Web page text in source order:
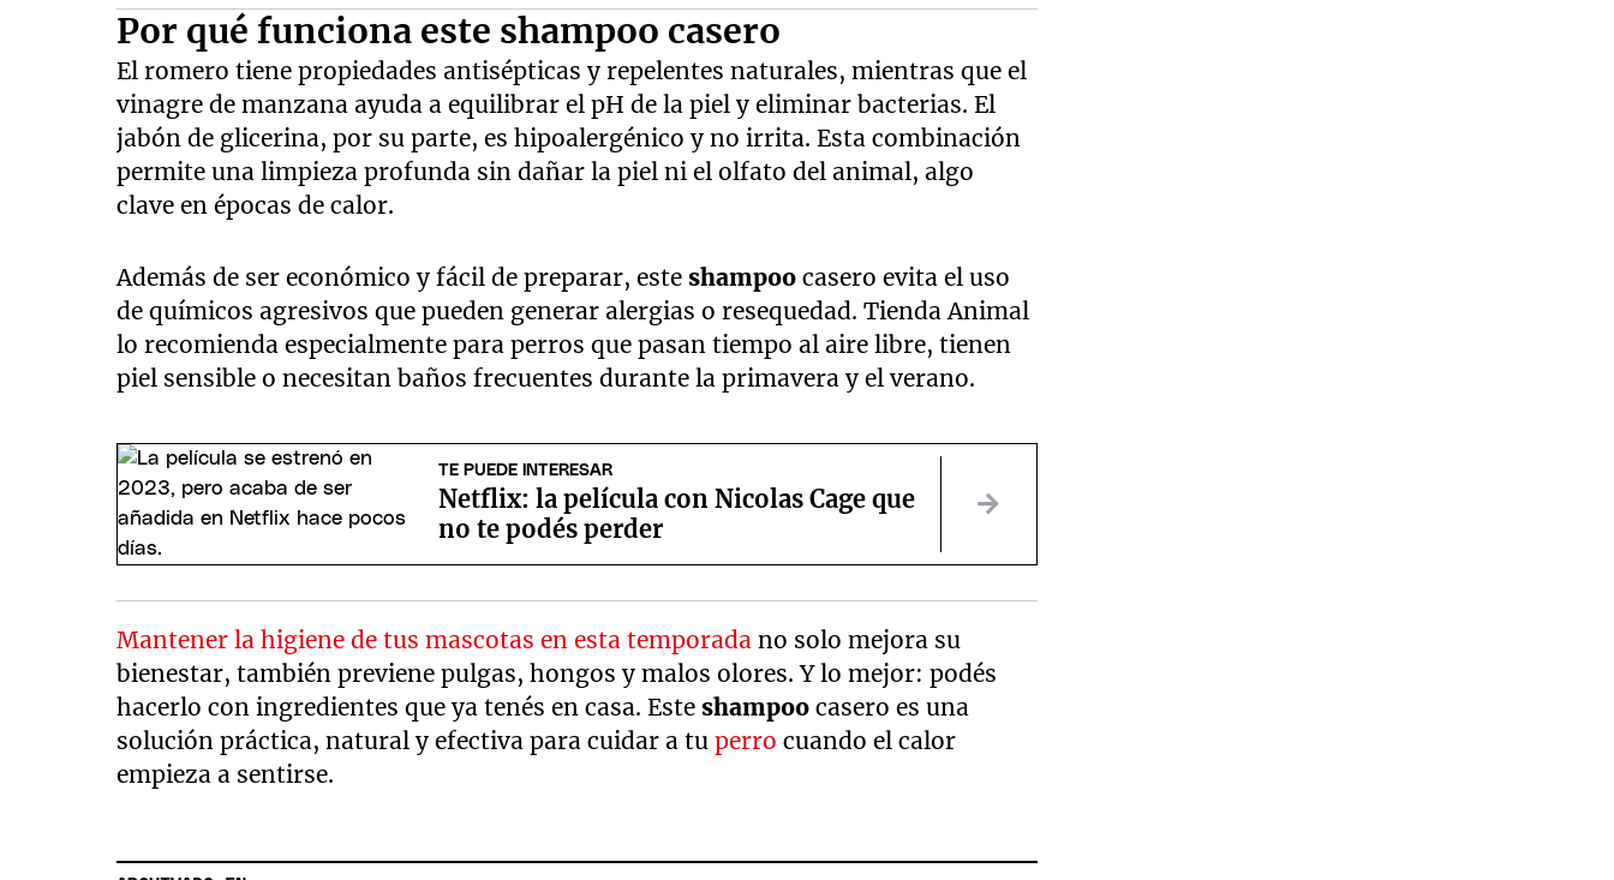
Por qué funciona este shampoo casero
El romero tiene propiedades antisépticas y repelentes naturales, mientras que el
vinagre de manzana ayuda a equilibrar el pH de la piel y eliminar bacterias. El
jabón de glicerina, por su parte, es hipoalergénico y no irrita. Esta combinación
permite una limpieza profunda sin dañar la piel ni el olfato del animal, algo
clave en épocas de calor.
Además de ser económico y fácil de preparar, esteshampoocasero evita el uso
de químicos agresivos que pueden generar alergias o resequedad. Tienda Animal
lo recomienda especialmente para perros que pasan tiempo al aire libre, tienen
piel sensible o necesitan baños frecuentes durante la primavera y el verano.
TE PUEDE INTERESAR
Netflix: la película con Nicolas Cage que
no te podés perder
Mantener la higiene de tus mascotas en esta temporadano solo mejora su
bienestar, también previene pulgas, hongos y malos olores. Y lo mejor: podés
hacerlo con ingredientes que ya tenés en casa. Esteshampoocasero es una
solución práctica, natural y efectiva para cuidar a tuperro cuando el calor
empieza a sentirse.